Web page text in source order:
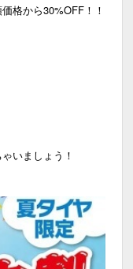
格から30%OFF！！
いましょう！